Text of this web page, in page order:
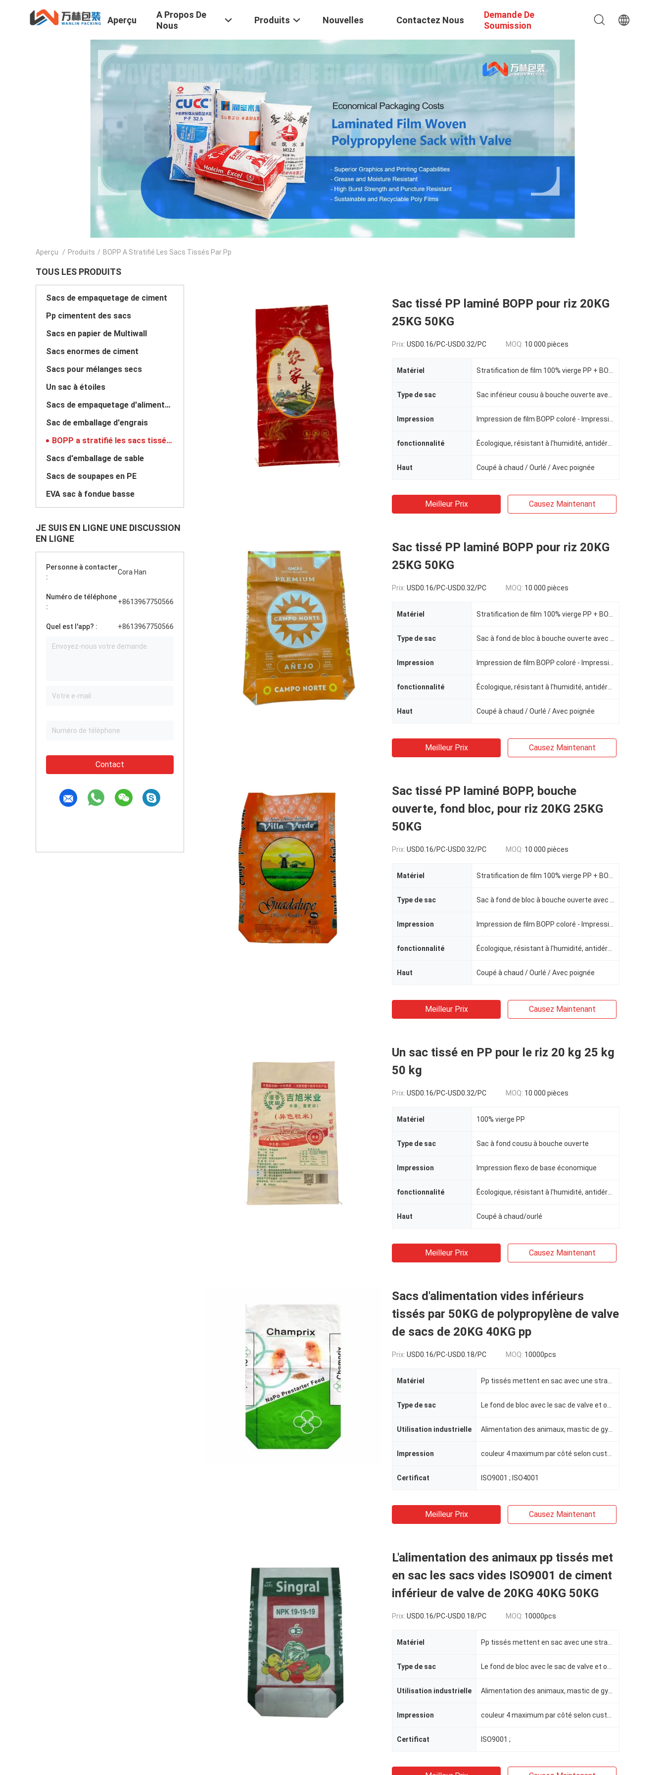
Aperçu
A Propos De
Nous
Produits Nouvelles Contactez Nous
Demande De
Soumission
Aperçu / Produits / BOPP A Stratifié Les Sacs Tissés Par Pp
TOUS LES PRODUITS
Sacs de empaquetage de ciment
Pp cimentent des sacs
Sacs en papier de Multiwall
Sacs enormes de ciment
Sacs pour mélanges secs
Un sac à étoiles
Sacs de empaquetage d'alimentation des animaux
Sac de emballage d'engrais
BOPP a stratifié les sacs tissés par pp
Sacs d'emballage de sable
Sacs de soupapes en PE
EVA sac à fondue basse
JE SUIS EN LIGNE UNE DISCUSSION
EN LIGNE
Personne à contacter
:
Cora Han
Numéro de téléphone
:
+8613967750566
Quel est l'app? : +8613967750566
Contact
Sac tissé PP laminé BOPP pour riz 20KG
25KG 50KG
Prix: USD0.16/PC-USD0.32/PC MOQ: 10 000 pièces
Matériel
Type de sac
Impression
fonctionnalité
Haut Coupé à chaud / Ourlé / Avec poignée
Meilleur Prix Causez Maintenant
Sac tissé PP laminé BOPP pour riz 20KG
25KG 50KG
Prix: USD0.16/PC-USD0.32/PC MOQ: 10 000 pièces
Matériel
Type de sac
Impression
fonctionnalité
Haut Coupé à chaud / Ourlé / Avec poignée
Meilleur Prix Causez Maintenant
Sac tissé PP laminé BOPP, bouche
ouverte, fond bloc, pour riz 20KG 25KG
50KG
Prix: USD0.16/PC-USD0.32/PC MOQ: 10 000 pièces
Matériel
Type de sac
Impression
fonctionnalité
Haut Coupé à chaud / Ourlé / Avec poignée
Meilleur Prix Causez Maintenant
Un sac tissé en PP pour le riz 20 kg 25 kg
50 kg
Prix: USD0.16/PC-USD0.32/PC MOQ: 10 000 pièces
Matériel 100% vierge PP
Type de sac Sac à fond cousu à bouche ouverte
Impression Impression flexo de base économique
fonctionnalité
Haut Coupé à chaud/ourlé
Meilleur Prix Causez Maintenant
Sacs d'alimentation vides inférieurs
tissés par 50KG de polypropylène de valve
de sacs de 20KG 40KG pp
Prix: USD0.16/PC-USD0.18/PC MOQ: 10000pcs
Matériel
Type de sac
Utilisation industrielle
Impression
Certificat ISO9001 ; ISO4001
Meilleur Prix Causez Maintenant
L'alimentation des animaux pp tissés met
en sac les sacs vides ISO9001 de ciment
inférieur de valve de 20KG 40KG 50KG
Prix: USD0.16/PC-USD0.18/PC MOQ: 10000pcs
Matériel
Type de sac
Utilisation industrielle
Impression
Certificat ISO9001 ;